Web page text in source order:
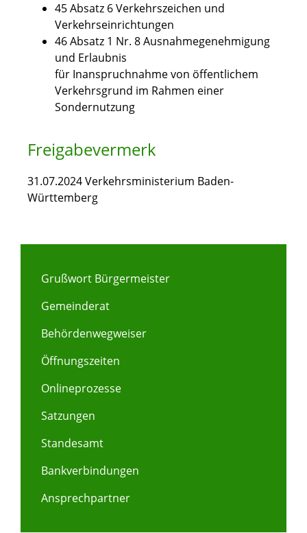
45 Absatz 6 Verkehrszeichen und
Verkehrseinrichtungen
46 Absatz 1 Nr. 8 Ausnahmegenehmigung
und Erlaubnis
für Inanspruchnahme von öffentlichem
Verkehrsgrund im Rahmen einer
Sondernutzung
Freigabevermerk
31.07.2024 Verkehrsministerium Baden-
Württemberg
Grußwort Bürgermeister
Gemeinderat
Behördenwegweiser
Öffnungszeiten
Onlineprozesse
Satzungen
Standesamt
Bankverbindungen
Ansprechpartner